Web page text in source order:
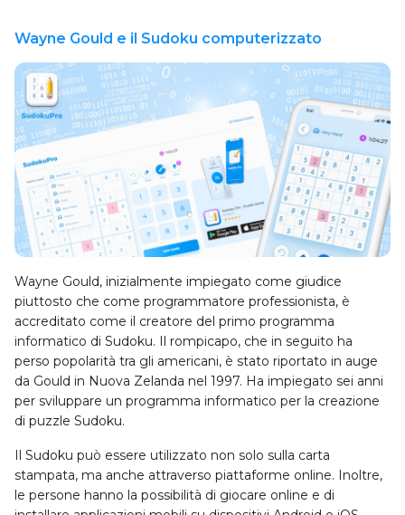
Wayne Gould e il Sudoku computerizzato
Wayne Gould, inizialmente impiegato come giudice
piuttosto che come programmatore professionista, è
accreditato come il creatore del primo programma
informatico di Sudoku. Il rompicapo, che in seguito ha
perso popolarità tra gli americani, è stato riportato in auge
da Gould in Nuova Zelanda nel 1997. Ha impiegato sei anni
per sviluppare un programma informatico per la creazione
di puzzle Sudoku.
Il Sudoku può essere utilizzato non solo sulla carta
stampata, ma anche attraverso piattaforme online. Inoltre,
le persone hanno la possibilità di giocare online e di